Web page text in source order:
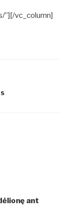
”][/vc_column]
ant